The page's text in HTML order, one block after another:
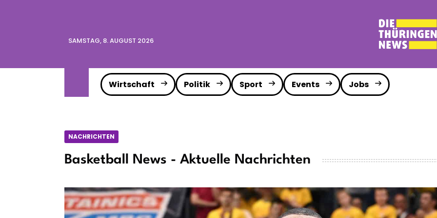
SAMSTAG, 8. AUGUST 2026
Wirtschaft Politik Sport Events Jobs
NACHRICHTEN
Basketball News - Aktuelle Nachrichten